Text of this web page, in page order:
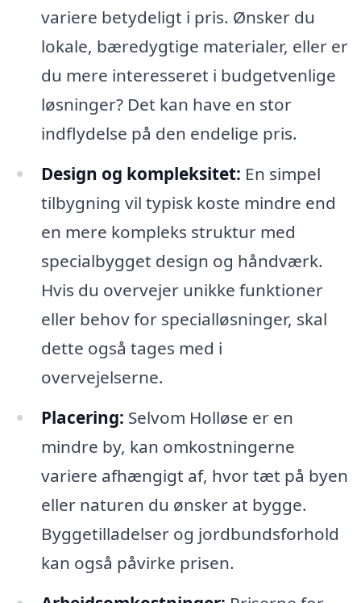
variere betydeligt i pris. Ønsker du
lokale, bæredygtige materialer, eller er
du mere interesseret i budgetvenlige
løsninger? Det kan have en stor
indflydelse på den endelige pris.
Design og kompleksitet: En simpel
tilbygning vil typisk koste mindre end
en mere kompleks struktur med
specialbygget design og håndværk.
Hvis du overvejer unikke funktioner
eller behov for specialløsninger, skal
dette også tages med i
overvejelserne.
Placering: Selvom Holløse er en
mindre by, kan omkostningerne
variere afhængigt af, hvor tæt på byen
eller naturen du ønsker at bygge.
Byggetilladelser og jordbundsforhold
kan også påvirke prisen.